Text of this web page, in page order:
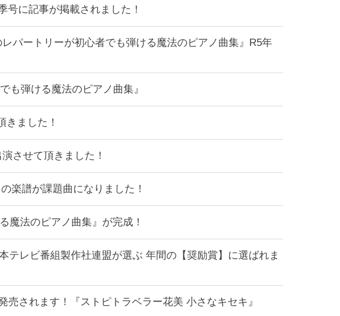
号に記事が掲載されました！
パートリーが初心者でも弾ける魔法のピアノ曲集』R5年
も弾ける魔法のピアノ曲集』
きました！
させて頂きました！
楽譜が課題曲になりました！
魔法のピアノ曲集』が完成！
レビ番組製作社連盟が選ぶ 年間の【奨励賞】に選ばれま
されます！『ストピトラベラー花美 小さなキセキ』